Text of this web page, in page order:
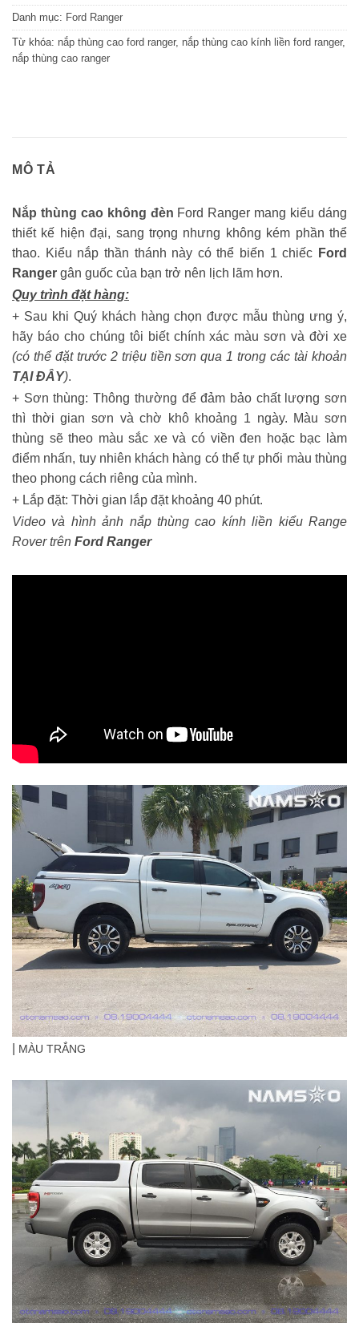
Danh mục: Ford Ranger
Từ khóa: nắp thùng cao ford ranger, nắp thùng cao kính liền ford ranger,
nắp thùng cao ranger
MÔ TẢ
Nắp thùng cao không đèn Ford Ranger mang kiểu dáng
thiết kế hiện đại, sang trọng nhưng không kém phần thể
thao. Kiểu nắp thần thánh này có thể biến 1 chiếc Ford
Ranger gân guốc của bạn trở nên lịch lãm hơn.
Quy trình đặt hàng:
+ Sau khi Quý khách hàng chọn được mẫu thùng ưng ý,
hãy báo cho chúng tôi biết chính xác màu sơn và đời xe
(có thể đặt trước 2 triệu tiền sơn qua 1 trong các tài khoản
TẠI ĐÂY).
+ Sơn thùng: Thông thường để đảm bảo chất lượng sơn
thì thời gian sơn và chờ khô khoảng 1 ngày. Màu sơn
thùng sẽ theo màu sắc xe và có viền đen hoặc bạc làm
điểm nhấn, tuy nhiên khách hàng có thể tự phối màu thùng
theo phong cách riêng của mình.
+ Lắp đặt: Thời gian lắp đặt khoảng 40 phút.
Video và hình ảnh nắp thùng cao kính liền kiểu Range
Rover trên Ford Ranger
MÀU TRẮNG